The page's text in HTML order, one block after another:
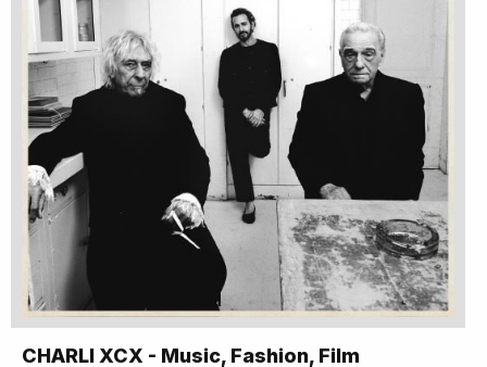
CHARLI XCX - Music, Fashion, Film